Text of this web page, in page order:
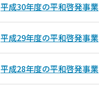
平成30年度の平和啓発事業
平成29年度の平和啓発事業
平成28年度の平和啓発事業